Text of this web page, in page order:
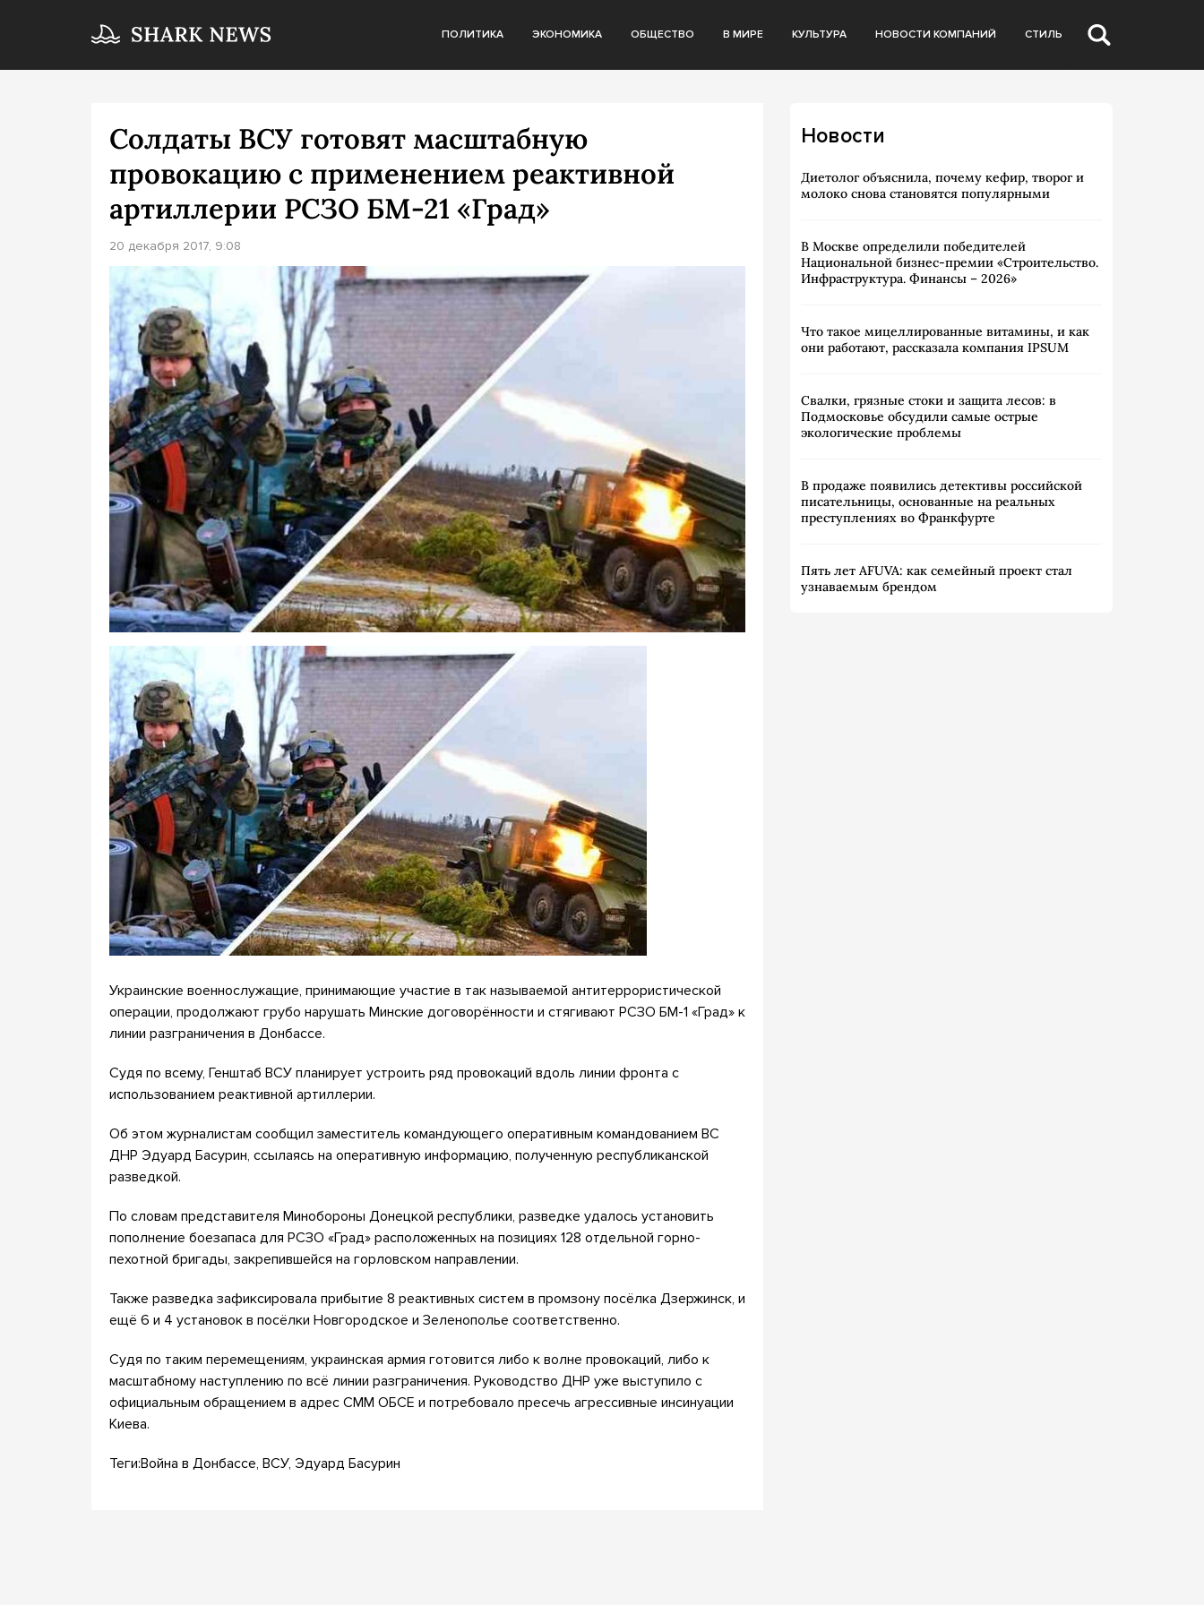
ПОЛИТИКА ЭКОНОМИКА ОБЩЕСТВО В МИРЕ КУЛЬТУРА НОВОСТИ КОМПАНИЙ СТИЛЬ
Солдаты ВСУ готовят масштабную
провокацию с применением реактивной
артиллерии РСЗО БМ-21 «Град»
20 декабря 2017, 9:08
Украинские военнослужащие, принимающие участие в так называемой антитеррористической
операции, продолжают грубо нарушать Минские договорённости и стягивают РСЗО БМ-1 «Град» к
линии разграничения в Донбассе.
Судя по всему, Генштаб ВСУ планирует устроить ряд провокаций вдоль линии фронта с
использованием реактивной артиллерии.
Об этом журналистам сообщил заместитель командующего оперативным командованием ВС
ДНР Эдуард Басурин, ссылаясь на оперативную информацию, полученную республиканской
разведкой.
По словам представителя Минобороны Донецкой республики, разведке удалось установить
пополнение боезапаса для РСЗО «Град» расположенных на позициях 128 отдельной горно-
пехотной бригады, закрепившейся на горловском направлении.
Также разведка зафиксировала прибытие 8 реактивных систем в промзону посёлка Дзержинск, и
ещё 6 и 4 установок в посёлки Новгородское и Зеленополье соответственно.
Судя по таким перемещениям, украинская армия готовится либо к волне провокаций, либо к
масштабному наступлению по всё линии разграничения. Руководство ДНР уже выступило с
официальным обращением в адрес СММ ОБСЕ и потребовало пресечь агрессивные инсинуации
Киева.
Теги:Война в Донбассе, ВСУ, Эдуард Басурин
Новости
Диетолог объяснила, почему кефир, творог и
молоко снова становятся популярными
В Москве определили победителей
Национальной бизнес-премии «Строительство.
Инфраструктура. Финансы – 2026»
Что такое мицеллированные витамины, и как
они работают, рассказала компания IPSUM
Свалки, грязные стоки и защита лесов: в
Подмосковье обсудили самые острые
экологические проблемы
В продаже появились детективы российской
писательницы, основанные на реальных
преступлениях во Франкфурте
Пять лет AFUVA: как семейный проект стал
узнаваемым брендом